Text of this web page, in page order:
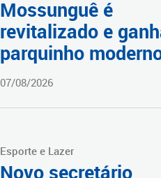
Mossunguê é
revitalizado e
parquinho
07/08/2026
Esporte e Lazer
Novo secretário